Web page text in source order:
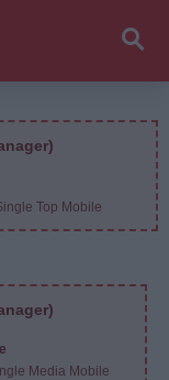
Top Mobile
Media Mobile